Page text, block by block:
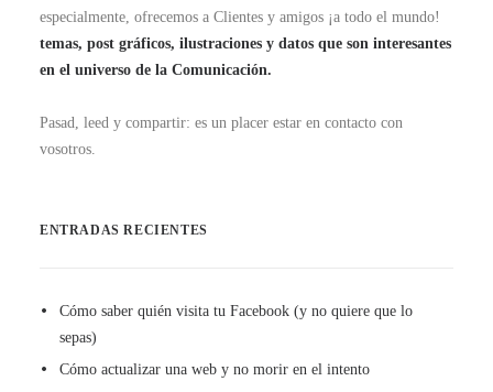
especialmente, ofrecemos a Clientes y amigos ¡a todo el mundo!
temas, post gráficos, ilustraciones y datos que son interesantes
en el universo de la Comunicación.
Pasad, leed y compartir: es un placer estar en contacto con
vosotros.
ENTRADAS RECIENTES
Cómo saber quién visita tu Facebook (y no quiere que lo
sepas)
Cómo actualizar una web y no morir en el intento